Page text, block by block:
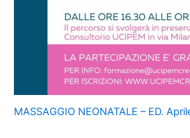
MASSAGGIO NEONATALE – ED.